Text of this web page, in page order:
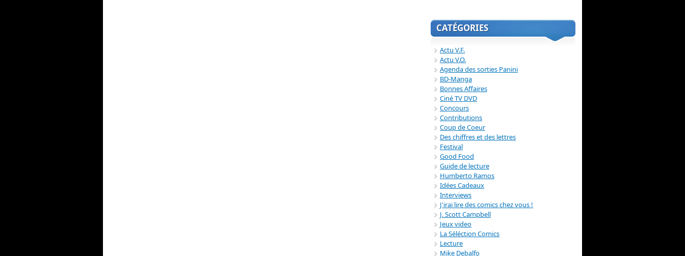
CATÉGORIES
Actu V.F.
Actu V.O.
Agenda des sorties Panini
BD-Manga
Bonnes Affaires
Ciné TV DVD
Concours
Contributions
Coup de Coeur
Des chiffres et des lettres
Festival
Good Food
Guide de lecture
Humberto Ramos
Idées Cadeaux
Interviews
J'irai lire des comics chez vous !
J. Scott Campbell
Jeux video
La Séléction Comics
Lecture
Mike Debalfo